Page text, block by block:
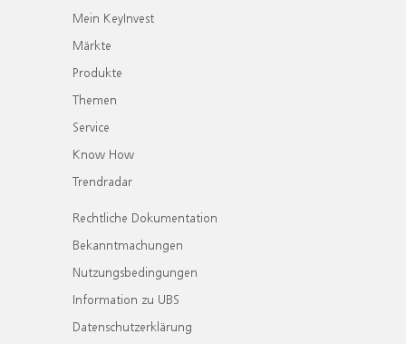
Mein KeyInvest
Märkte
Produkte
Themen
Service
Know How
Trendradar
Rechtliche Dokumentation
Bekanntmachungen
Nutzungsbedingungen
Information zu UBS
Datenschutzerklärung